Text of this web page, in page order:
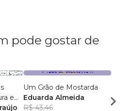
pode gostar de
e
Um Grão de Mostarda
Eduarda Almeida
R$ 43,46
Aulas